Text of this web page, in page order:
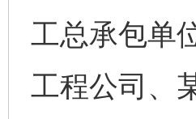
工总承包单
工程公司、